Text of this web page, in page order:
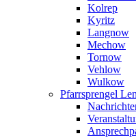
Kolrep
Kyritz
Langnow
Mechow
Tornow
Vehlow
Wulkow
Pfarrsprengel